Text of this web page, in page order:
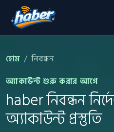
হোম নিবন্ধন
অ্যাকাউন্ট শুরু করার আগে
haber নিবন্ধন
অ্যাকাউন্ট প্রস্তুতি